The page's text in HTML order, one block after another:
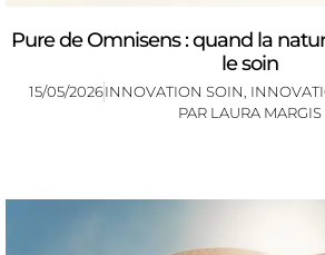
Pure de Omnisens : quand la
le soin
15/05/2026INNOVATION SOIN
PAR LAURA MARGIS